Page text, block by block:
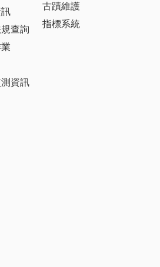
查詢
資訊
古蹟維護
指標系統